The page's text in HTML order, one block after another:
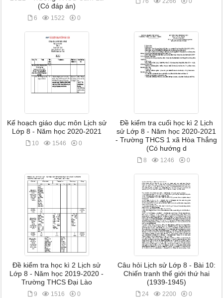
(Có đáp án)
6 1522 0
Kế hoạch giáo dục môn Lịch sử
Lớp 8 - Năm học 2020-2021
10 1546 0
Đề kiểm tra cuối học kì 2 Lịch
sử Lớp 8 - Năm học 2020-2021
- Trường THCS 1 xã Hòa Thắng
(Có hướng d
8 1246 0
Đề kiểm tra học kì 2 Lịch sử
Lớp 8 - Năm học 2019-2020 -
Trường THCS Đại Lào
9 1516 0
Câu hỏi Lịch sử Lớp 8 - Bài 10:
Chiến tranh thế giới thứ hai
(1939-1945)
24 2200 0